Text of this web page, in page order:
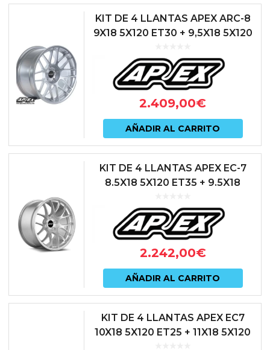
KIT DE 4 LLANTAS APEX ARC-8
9X18 5X120 ET30 + 9,5X18 5X120
2.409,00€
AÑADIR AL CARRITO
KIT DE 4 LLANTAS APEX EC-7
8.5X18 5X120 ET35 + 9.5X18
2.242,00€
AÑADIR AL CARRITO
KIT DE 4 LLANTAS APEX EC7
10X18 5X120 ET25 + 11X18 5X120